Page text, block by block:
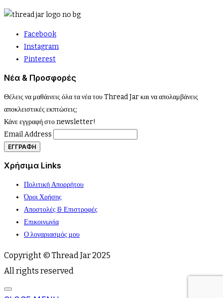
Facebook
Instagram
Pinterest
Νέα & Προσφορές
Θέλεις να μαθάινεις όλα τα νέα του Thread Jar και να απολαμβάνεις
αποκλειστικές εκπτώσεις;
Κάνε εγγραφή στο newsletter!
Email Address
Χρήσιμα Links
Πολιτική Απορρήτου
Όροι Χρήσης
Αποστολές & Επιστροφές
Επικοινωνία
Ο λογαριασμός μου
Copyright © Thread Jar 2025
All rights reserved